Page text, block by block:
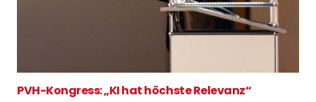
PVH-Kongress: „KI hat höchste Relevanz“